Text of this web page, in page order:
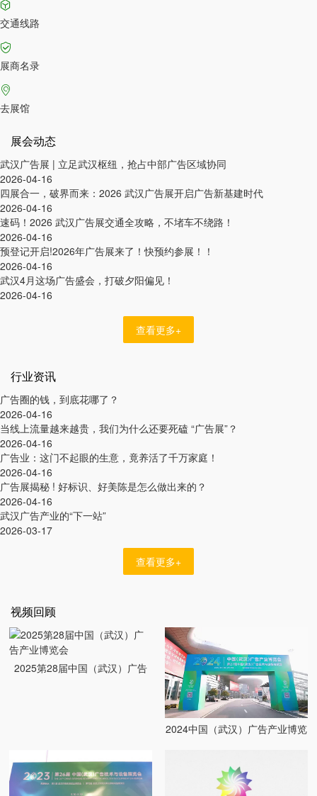
交通线路
展商名录
去展馆
展会动态
武汉广告展 | 立足武汉枢纽，抢占中部广告区域协同
2026-04-16
四展合一，破界而来：2026 武汉广告展开启广告新基建时代
2026-04-16
速码！2026 武汉广告展交通全攻略，不堵车不绕路！
2026-04-16
预登记开启!2026年广告展来了！快预约参展！！
2026-04-16
武汉4月这场广告盛会，打破夕阳偏见！
2026-04-16
查看更多+
行业资讯
广告圈的钱，到底花哪了？
2026-04-16
当线上流量越来越贵，我们为什么还要死磕 “广告展”？
2026-04-16
广告业：这门不起眼的生意，竟养活了千万家庭！
2026-04-16
广告展揭秘 ! 好标识、好美陈是怎么做出来的？
2026-04-16
武汉广告产业的“下一站”
2026-03-17
查看更多+
视频回顾
2025第28届中国（武汉）广告
2024中国（武汉）广告产业博览